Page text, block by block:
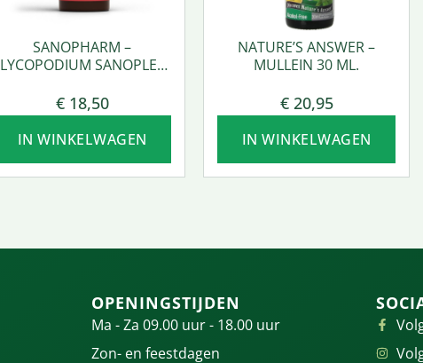
SANOPHARM –
LYCOPODIUM SANOPLEX
€18,50
IN WINKELWAGEN
NATURE’S ANSWER –
MULLEIN 30 ML.
€20,95
IN WINKELWAGEN
OPENINGSTIJDEN
Ma - Za 09.00 uur - 18.00 uur
Zon- en feestdagen